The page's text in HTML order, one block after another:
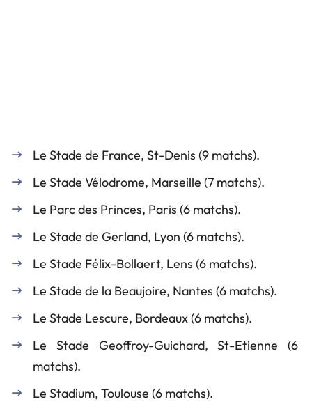
Le Stade de France, St-Denis (9 matchs).
Le Stade Vélodrome, Marseille (7 matchs).
Le Parc des Princes, Paris (6 matchs).
Le Stade de Gerland, Lyon (6 matchs).
Le Stade Félix-Bollaert, Lens (6 matchs).
Le Stade de la Beaujoire, Nantes (6 matchs).
Le Stade Lescure, Bordeaux (6 matchs).
Le Stade Geoffroy-Guichard, St-Etienne (6
matchs).
Le Stadium, Toulouse (6 matchs).